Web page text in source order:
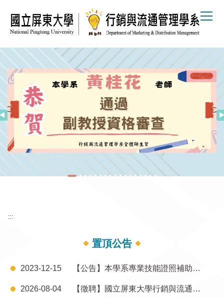
主
內
區
:::
置頂公告
2023-12-15 【公告】本學系專業技能證照補助檢附發票/收據須知(112.12.15起適用)
2026-08-04 【徵聘】國立屏東大學行銷與流通管理學系徵聘專任教師公告